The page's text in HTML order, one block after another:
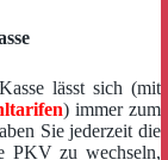
lässt sich (mit
) immer zum
Sie jederzeit die
PKV zu wechseln,